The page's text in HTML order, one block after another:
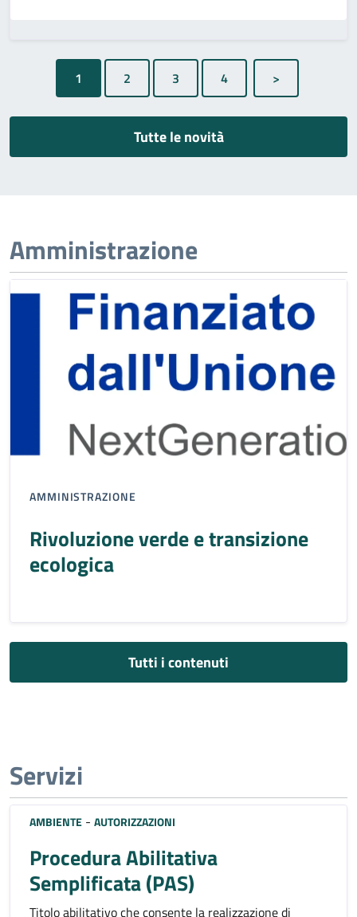
1
Tutte le novità
Amministrazione
AMMINISTRAZIONE
Rivoluzione verde e transizione
ecologica
Tutti i contenuti
Servizi
AMBIENTE - AUTORIZZAZIONI
Procedura Abilitativa
Semplificata (PAS)
Titolo abilitativo che consente la realizzazione di